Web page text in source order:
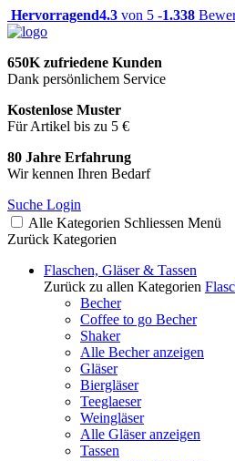
Hervorragend4.3 von 5 -1.338
650K zufriedene Kunden
Dank persönlichem Service
Kostenlose Muster
Für Artikel bis zu 5 €
80 Jahre Erfahrung
Wir kennen Ihren Bedarf
Suche Login
Alle Kategorien Schliessen Menü
Zurück Kategorien
Flaschen, Gläser & Tassen
Zurück zu allen Kategorien
Becher
Coffee to go Becher
Shaker
Alle Becher anzeigen
Gläser
Biergläser
Teeglaeser
Weingläser
Alle Gläser anzeigen
Tassen